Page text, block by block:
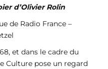
d’Olivier Rolin
de Radio France –
et dans le cadre du
Culture pose un regard